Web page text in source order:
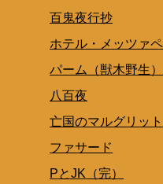
百鬼夜行抄
ホテル・メッツァ
パーム（獣木野生）
八百夜
亡国のマルグリット
ファサード
PとJK（完）